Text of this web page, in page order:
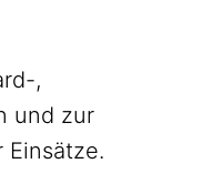
,
und zur
Einsätze.